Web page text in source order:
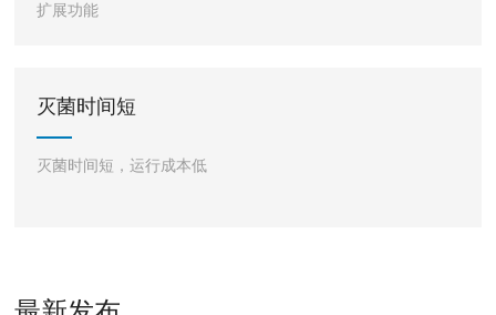
扩展功能
灭菌时间短
灭菌时间短，运行成本低